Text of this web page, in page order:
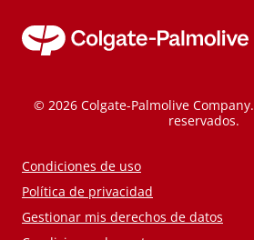
© 2026 Colgate-Palmolive
reservados.
Condiciones de uso
Política de privacidad
Gestionar mis derechos de datos